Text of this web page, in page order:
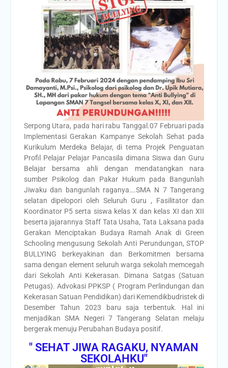
Serpong Utara, pada hari rabu Tanggal.07 Februari pada
Implementasi Gerakan Kampanye Sekolah Sehat pada
Kurikulum Merdeka Belajar, di tema Projek Penguatan
Profil Pelajar Pelajar Pancasila dimana Siswa dan Guru
Belajar bersama ahli dengan mendatangkan nara
sumber Psikolog dan Pakar Hukum pada Bangunlah
Jiwaku dan bangunlah raganya….SMA N 7 Tangerang
selatan dipelopori oleh Seluruh Guru , Fasilitator dan
Koordinator P5 serta siswa kelas X dan kelas XI dan XII
beserta jajarannya Staff Tata Usaha, Tata Laksana pada
Gerakan Menciptakan Budaya Ramah Anak di Green
Schooling mengusung Sekolah Anti Perundungan, STOP
BULLYING berkeyakinan dan Berkomitmen bersama
sama dengan element seluruh warga sekolah memcegah
dari Sekolah Anti Kekerasan. Dimana Satgas (Satuan
Petugas). Advokasi PPKSP ( Program Perlindungan dan
Kekerasan Satuan Pendidikan) dari Kemendikbudristek di
Desember Tahun 2023 baru saja terbentuk. Hal ini
menjadikan SMA Negeri 7 Tangerang Selatan melaju
bergerak menuju Perubahan Budaya positif.
" SEHAT JIWA RAGAKU, NYAMAN
SEKOLAHKU"